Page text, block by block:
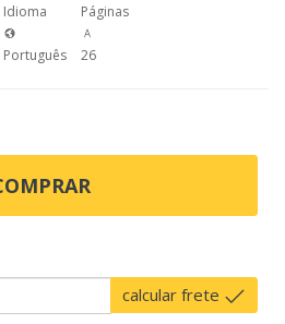
Idioma
Português
Páginas
26
calcular frete